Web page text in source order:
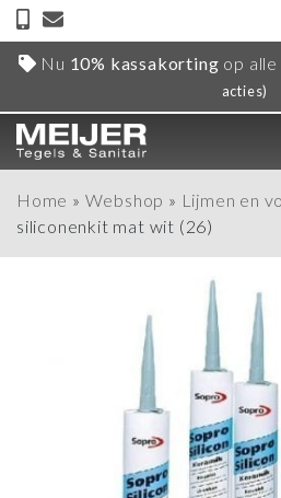
Nu 10% kassakorting op
acties)
Home » Webshop » Lijmen en
siliconenkit mat wit (26)